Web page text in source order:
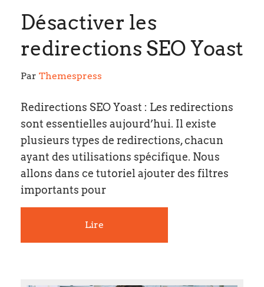
Désactiver les
redirections SEO Yoast
Par Themespress
Redirections SEO Yoast : Les redirections
sont essentielles aujourd’hui. Il existe
plusieurs types de redirections, chacun
ayant des utilisations spécifique. Nous
allons dans ce tutoriel ajouter des filtres
importants pour
Lire